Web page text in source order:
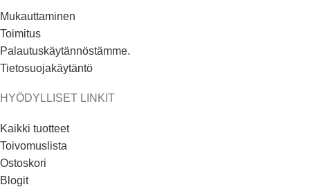
Mukauttaminen
Toimitus
Palautuskäytännöstämme.
Tietosuojakäytäntö
HYÖDYLLISET LINKIT
Kaikki tuotteet
Toivomuslista
Ostoskori
Blogit